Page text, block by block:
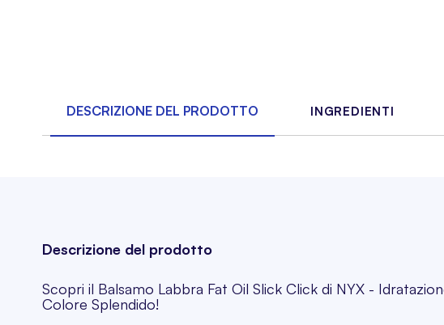
DESCRIZIONE DEL PRODOTTO INGREDIENTI
Descrizione del prodotto
Scopri il Balsamo Labbra Fat Oil Slick Click di NYX -
Colore Splendido!